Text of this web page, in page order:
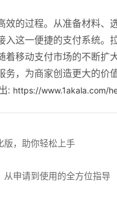
效的过程。从准备材料、
这一便捷的支付系统。
移动支付市场的不断扩
，为商家创造更大的价值
: https://www.1akala.com/
版，助你轻松上手
从申请到使用的全方位指导